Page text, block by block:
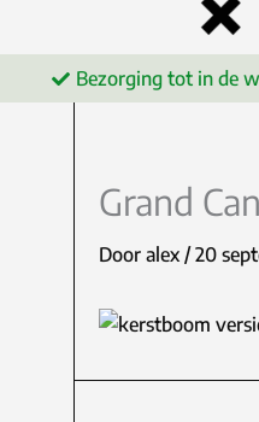
Bezorging tot in de
Grand
Dooralex/20